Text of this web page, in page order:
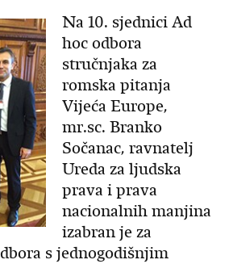
Na 10. sjednici Ad
hoc odbora
stručnjaka za
romska pitanja
Vijeća Europe,
mr.sc. Branko
Sočanac, ravnatelj
Ureda za ljudska
prava i prava
nacionalnih manjina
izabran je za
s jednogodišnjim